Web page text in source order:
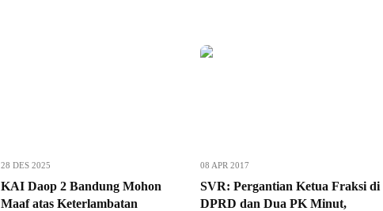
28 DES 2025
KAI Daop 2 Bandung Mohon
Maaf atas Keterlambatan
08 APR 2017
SVR: Pergantian Ketua Fraksi di
DPRD dan Dua PK Minut,